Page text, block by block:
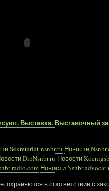
Выставка. Выставочный
Sekretariat-nsnbr.ru Новости
DipNsnbr.ru Новости
radio.com Новости Nsnbr-
охраняются в соответствии с